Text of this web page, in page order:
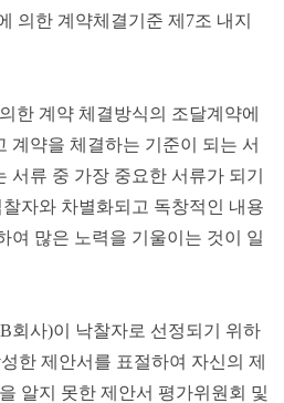
의한 계약체결기준 제7조 내지
한 계약 체결방식의 조달계약에
계약을 체결하는 기준이 되는 서
서류 중 가장 중요한 서류가 되기
자와 차별화되고 독창적인 내용
여 많은 노력을 기울이는 것이 일
회사)이 낙찰자로 선정되기 위하
한 제안서를 표절하여 자신의 제
알지 못한 제안서 평가위원회 및